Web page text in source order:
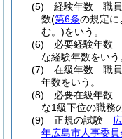
(5)
経験年数 職員
数(第6条の規定に
む。)をいう。
(6)
必要経験年数
な経験年数をいう
(7)
在級年数 職員
年数をいう。
(8)
必要在級年数
な1級下位の職務
(9)
正規の試験
年広島市人事委